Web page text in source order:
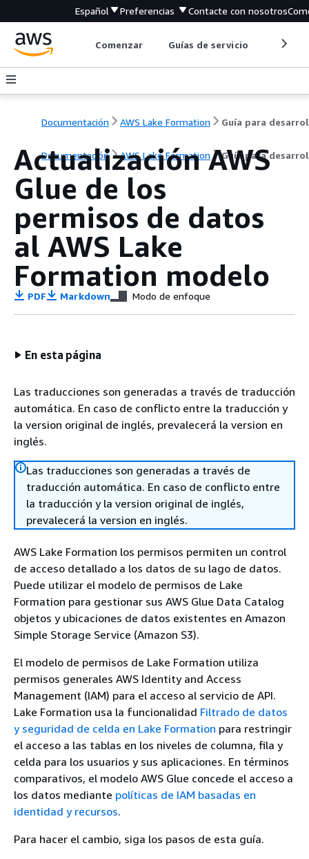
Español Preferencias Contacte con nosotros
Comenzar Guías de servicio
Documentación AWS Lake Formation
Documentación AWS Lake Formation Guía para
Actualización AWS
Glue de los
permisos de datos
al AWS Lake
Formation modelo
PDF Markdown Modo de enfoque
En esta página
Las traducciones son generadas a través de traducción
automática. En caso de conflicto entre la traducción y
la version original de inglés, prevalecerá la version en
inglés.
Las traducciones son generadas a través de
traducción automática. En caso de conflicto entre
la traducción y la version original de inglés,
prevalecerá la version en inglés.
AWS Lake Formation los permisos permiten un control
de acceso detallado a los datos de su lago de datos.
Puede utilizar el modelo de permisos de Lake
Formation para gestionar sus AWS Glue Data Catalog
objetos y ubicaciones de datos existentes en Amazon
Simple Storage Service (Amazon S3).
El modelo de permisos de Lake Formation utiliza
permisos generales AWS Identity and Access
Management (IAM) para el acceso al servicio de API.
Lake Formation usa la funcionalidad Filtrado de datos
y seguridad de celda en Lake Formation para restringir
el acceso a las tablas en los niveles de columna, fila y
celda para los usuarios y sus aplicaciones. En términos
comparativos, el modelo AWS Glue concede el acceso a
los datos mediante políticas de IAM basadas en
identidad y recursos.
Para hacer el cambio, siga los pasos de esta guía.